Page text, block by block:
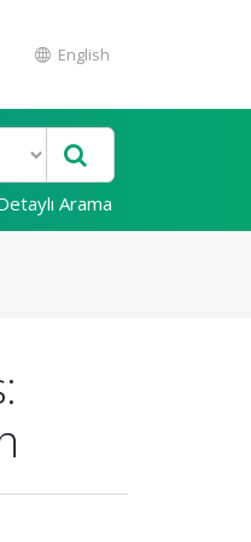
English
Arama